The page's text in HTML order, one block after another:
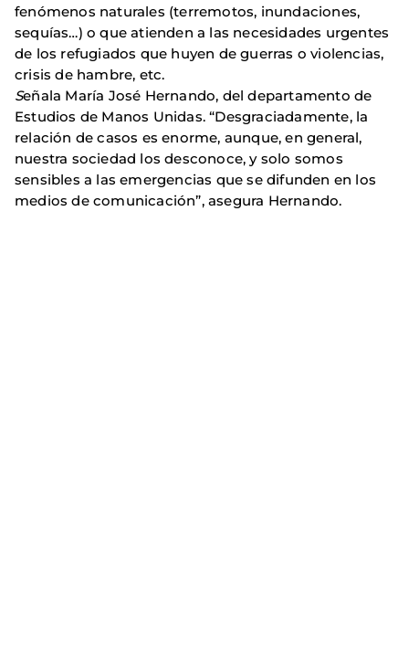
fenómenos naturales (terremotos, inundaciones,
sequías…) o que atienden a las necesidades urgentes
de los refugiados que huyen de guerras o violencias,
crisis de hambre, etc.
Señala María José Hernando, del departamento de
Estudios de Manos Unidas. “Desgraciadamente, la
relación de casos es enorme, aunque, en general,
nuestra sociedad los desconoce, y solo somos
sensibles a las emergencias que se difunden en los
medios de comunicación”, asegura Hernando.